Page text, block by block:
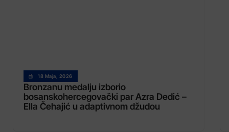
18 Maja, 2026
Bronzanu medalju izborio
bosanskohercegovački par Azra Dedić –
Ella Čehajić u adaptivnom džudou